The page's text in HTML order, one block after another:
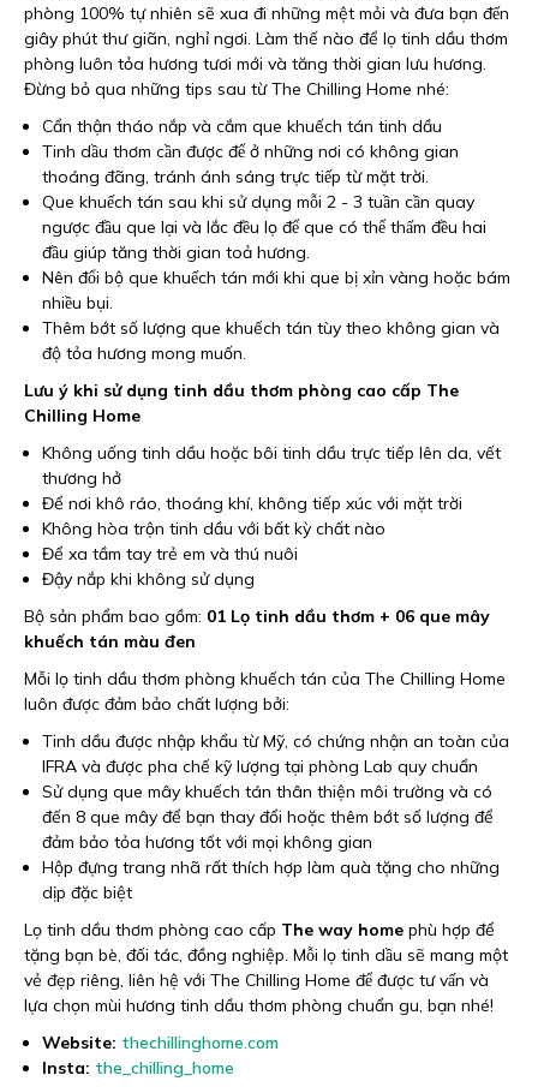
phòng 100% tự nhiên sẽ xua đi những mệt mỏi và đưa bạn đến
giây phút thư giãn, nghỉ ngơi. Làm thế nào để lọ tinh dầu thơm
phòng luôn tỏa hương tươi mới và tăng thời gian lưu hương.
Đừng bỏ qua những tips sau từ The Chilling Home nhé:
Cẩn thận tháo nắp và cắm que khuếch tán tinh dầu
Tinh dầu thơm cần được để ở những nơi có không gian
thoáng đãng, tránh ánh sáng trực tiếp từ mặt trời.
Que khuếch tán sau khi sử dụng mỗi 2 - 3 tuần cần quay
ngược đầu que lại và lắc đều lọ để que có thể thấm đều hai
đầu giúp tăng thời gian toả hương.
Nên đổi bộ que khuếch tán mới khi que bị xỉn vàng hoặc bám
nhiều bụi.
Thêm bớt số lượng que khuếch tán tùy theo không gian và
độ tỏa hương mong muốn.
Lưu ý khi sử dụng tinh dầu thơm phòng cao cấp The
Chilling Home
Không uống tinh dầu hoặc bôi tinh dầu trực tiếp lên da, vết
thương hở
Để nơi khô ráo, thoáng khí, không tiếp xúc với mặt trời
Không hòa trộn tinh dầu với bất kỳ chất nào
Để xa tầm tay trẻ em và thú nuôi
Đậy nắp khi không sử dụng
Bộ sản phẩm bao gồm: 01 Lọ tinh dầu thơm + 06 que mây
khuếch tán màu đen
Mỗi lọ tinh dầu thơm phòng khuếch tán của The Chilling Home
luôn được đảm bảo chất lượng bởi:
Tinh dầu được nhập khẩu từ Mỹ, có chứng nhận an toàn của
IFRA và được pha chế kỹ lượng tại phòng Lab quy chuẩn
Sử dụng que mây khuếch tán thân thiện môi trường và có
đến 8 que mây để bạn thay đổi hoặc thêm bớt số lượng để
đảm bảo tỏa hương tốt với mọi không gian
Hộp đựng trang nhã rất thích hợp làm quà tặng cho những
dịp đặc biệt
Lọ tinh dầu thơm phòng cao cấp The way home phù hợp để
tặng bạn bè, đối tác, đồng nghiệp. Mỗi lọ tinh dầu sẽ mang một
vẻ đẹp riêng, liên hệ với The Chilling Home để được tư vấn và
lựa chọn mùi hương tinh dầu thơm phòng chuẩn gu, bạn nhé!
Website: thechillinghome.com
Insta: the_chilling_home